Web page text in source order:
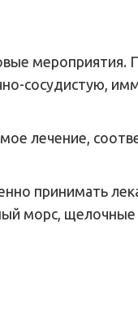
мероприятия.
сосудистую,
лечение,
принимать
морс, щелочные